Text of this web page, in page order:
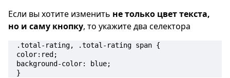
Если вы хотите изменить не только цвет текста,
но и саму кнопку, то укажите два селектора
.total-rating, .total-rating span {
color:red;
background-color: blue;
}